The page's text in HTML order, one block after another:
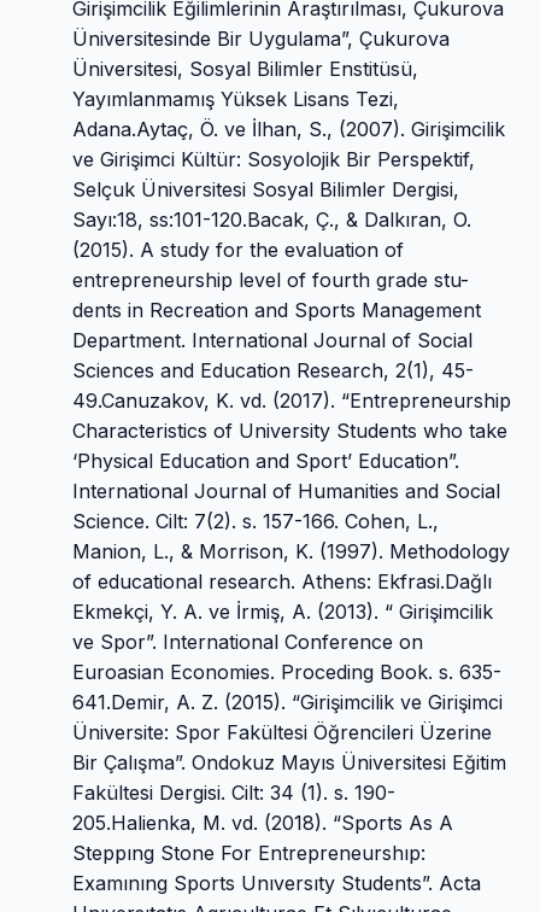
Girişimcilik Eğilimlerinin Araştırılması, Çukurova
Üniversitesinde Bir Uygulama”, Çukurova
Üniversitesi, Sosyal Bilimler Enstitüsü,
Yayımlanmamış Yüksek Lisans Tezi,
Adana.Aytaç, Ö. ve İlhan, S., (2007). Girişimcilik
ve Girişimci Kültür: Sosyolojik Bir Perspektif,
Selçuk Üniversitesi Sosyal Bilimler Dergisi,
Sayı:18, ss:101-120.Bacak, Ç., & Dalkıran, O.
(2015). A study for the evaluation of
entrepreneurship level of fourth grade stu-
dents in Recreation and Sports Management
Department. International Journal of Social
Sciences and Education Research, 2(1), 45-
49.Canuzakov, K. vd. (2017). “Entrepreneurship
Characteristics of University Students who take
‘Physical Education and Sport’ Education”.
International Journal of Humanities and Social
Science. Cilt: 7(2). s. 157-166. Cohen, L.,
Manion, L., & Morrison, K. (1997). Methodology
of educational research. Athens: Ekfrasi.Dağlı
Ekmekçi, Y. A. ve İrmiş, A. (2013). “ Girişimcilik
ve Spor”. International Conference on
Euroasian Economies. Proceding Book. s. 635-
641.Demir, A. Z. (2015). “Girişimcilik ve Girişimci
Üniversite: Spor Fakültesi Öğrencileri Üzerine
Bir Çalışma”. Ondokuz Mayıs Üniversitesi Eğitim
Fakültesi Dergisi. Cilt: 34 (1). s. 190-
205.Halienka, M. vd. (2018). “Sports As A
Steppıng Stone For Entrepreneurshıp:
Examınıng Sports Unıversıty Students”. Acta